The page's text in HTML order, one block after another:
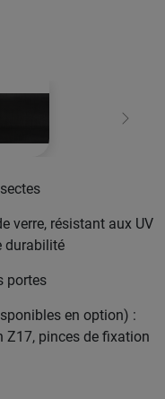
verre, résistant aux UV
durabilité
portes
en option) :
Z17, pinces de fixation